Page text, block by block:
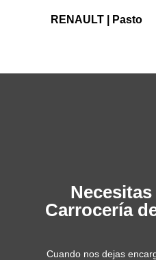
RENAULT | Pasto
Carrocería
Cuando nos dejas